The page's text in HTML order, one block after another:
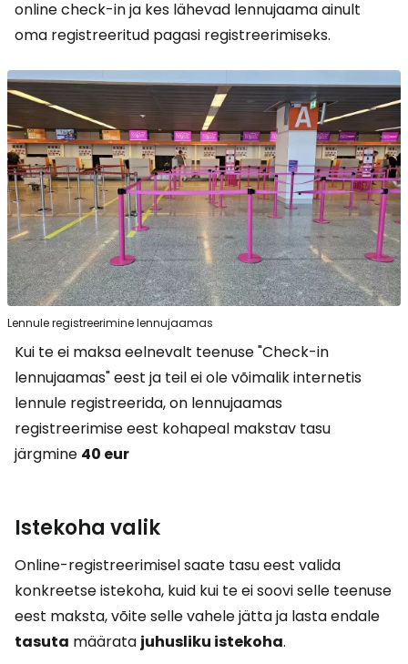
online check-in ja kes lähevad lennujaama ainult
oma registreeritud pagasi registreerimiseks.
Lennule registreerimine lennujaamas
Kui te ei maksa eelnevalt teenuse "Check-in
lennujaamas" eest ja teil ei ole võimalik internetis
lennule registreerida, on lennujaamas
registreerimise eest kohapeal makstav tasu
järgmine 40 eur
Istekoha valik
Online-registreerimisel saate tasu eest valida
konkreetse istekoha, kuid kui te ei soovi selle teenuse
eest maksta, võite selle vahele jätta ja lasta endale
tasuta määrata juhusliku istekoha.